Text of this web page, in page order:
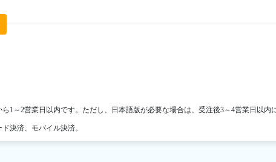
1～2営業日以内です。ただし、日本語版が必要な場合は、受注後3～4営業日以内
決済、モバイル決済。